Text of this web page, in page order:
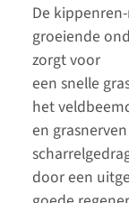
De
groeiende
zorgt voor
een snelle
het
en
door een